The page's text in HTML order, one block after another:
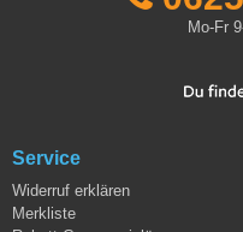
Mo-Fr
Service
Widerruf erklären
Merkliste